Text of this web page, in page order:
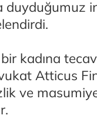
duyduğumuz
kadına
Atticus
ve